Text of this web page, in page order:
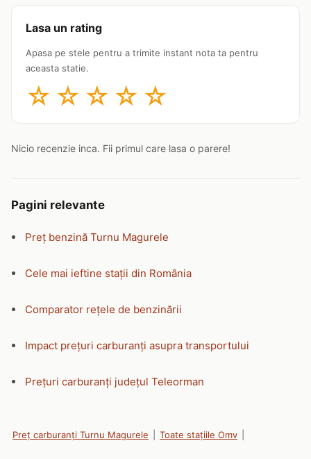
Lasa un rating
Apasa pe stele pentru a trimite instant nota ta pentru
aceasta statie.
☆ ☆ ☆ ☆ ☆
Nicio recenzie inca. Fii primul care lasa o parere!
Pagini relevante
Preț benzină Turnu Magurele
Cele mai ieftine stații din România
Comparator rețele de benzinării
Impact prețuri carburanți asupra transportului
Prețuri carburanți județul Teleorman
Preț carburanți Turnu Magurele Toate stațiile Omv